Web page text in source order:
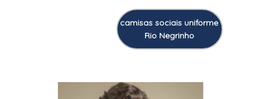
camisas sociais uniforme
Rio Negrinho